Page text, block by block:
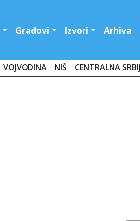
Gradovi Izvori Arhiva
VOJVODINA NIŠ CENTRALNA